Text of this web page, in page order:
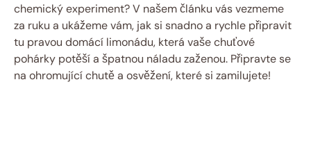
chemický experiment? V našem článku vás vezmeme
za ruku a ukážeme vám, jak si snadno a rychle připravit
tu pravou domácí limonádu, která vaše chuťové
pohárky potěší a špatnou náladu zaženou. Připravte se
na ohromující chutě a osvěžení, které si zamilujete!